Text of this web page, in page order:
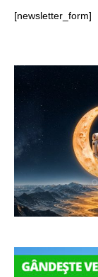
[newsletter_form]